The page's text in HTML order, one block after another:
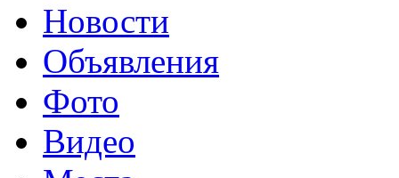
Новости
Объявления
Фото
Видео